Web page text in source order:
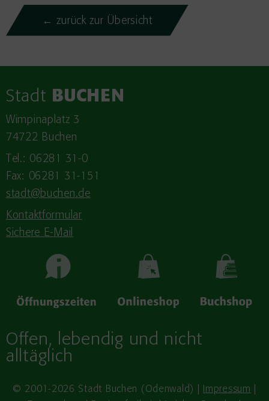
← zurück zur Übersicht
Stadt BUCHEN
Wimpinaplatz 3
74722 Buchen
Tel.: 06281 31-0
Fax: 06281 31-151
stadt@buchen.de
Kontaktformular
Sichere E-Mail
Offen, lebendig und nicht
alltäglich
© 2001-2026 Stadt Buchen (Odenwald) | Impressum